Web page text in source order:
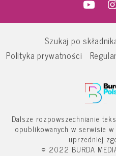
Szukaj po
Polityka prywatności
Dalsze rozpowszechnianie
opublikowanych w serwisie
uprzedniej
© 2022 BURDA